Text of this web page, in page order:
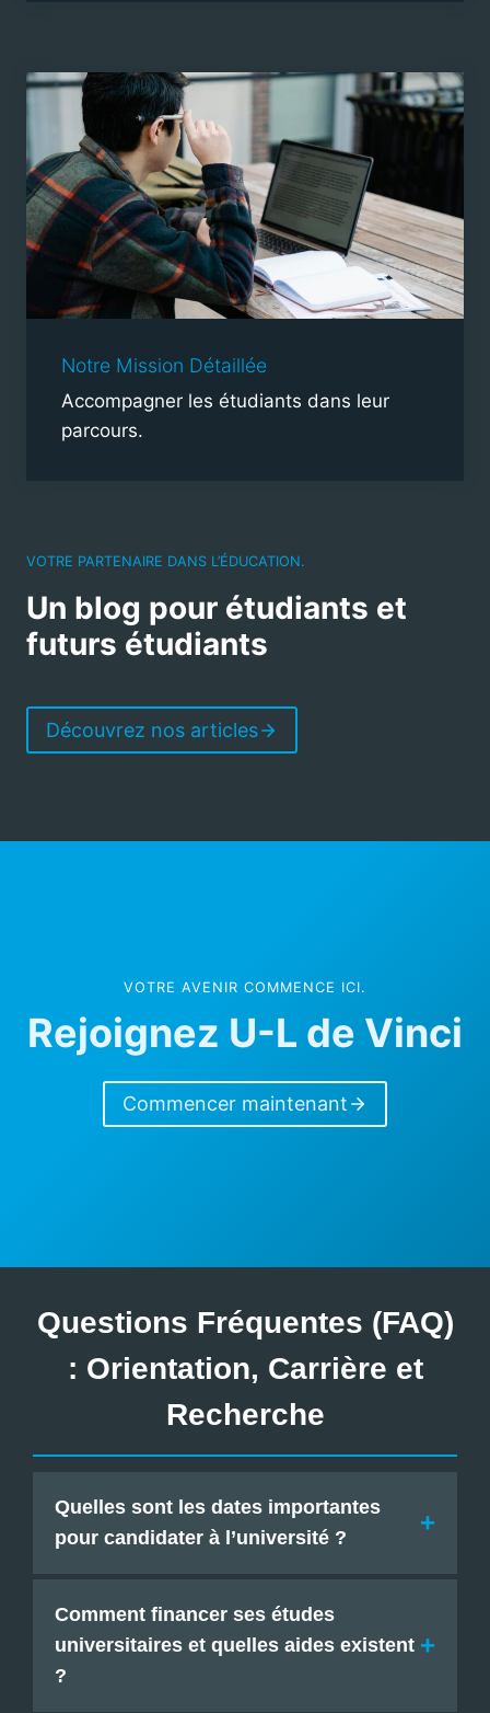
Notre Mission Détaillée
Accompagner les étudiants dans leur
parcours.
VOTRE PARTENAIRE DANS L’ÉDUCATION.
Un blog pour étudiants et
futurs étudiants
Découvrez nos articles
VOTRE AVENIR COMMENCE ICI.
Rejoignez U-L de Vinci
Commencer maintenant
Questions Fréquentes (FAQ)
: Orientation, Carrière et
Recherche
Quelles sont les dates importantes
pour candidater à l’université ?
(Parcoursup, Études en France) et les types de
formations (Licence, Master, Doctorat, formations
sélectives). En général, les inscriptions
Comment financer ses études
universitaires et quelles aides existent
?